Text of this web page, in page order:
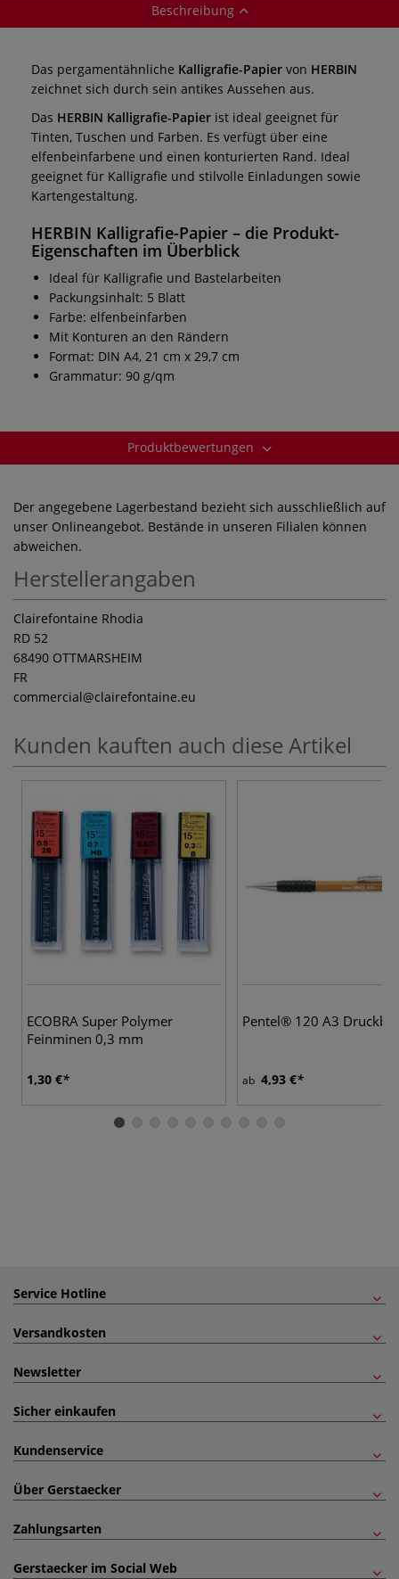
Beschreibung
Das pergamentähnliche Kalligrafie-Papier von HERBIN
zeichnet sich durch sein antikes Aussehen aus.
Das HERBIN Kalligrafie-Papier ist ideal geeignet für
Tinten, Tuschen und Farben. Es verfügt über eine
elfenbeinfarbene und einen konturierten Rand. Ideal
geeignet für Kalligrafie und stilvolle Einladungen sowie
Kartengestaltung.
HERBIN Kalligrafie-Papier – die Produkt-
Eigenschaften im Überblick
Ideal für Kalligrafie und Bastelarbeiten
Packungsinhalt: 5 Blatt
Farbe: elfenbeinfarben
Mit Konturen an den Rändern
Format: DIN A4, 21 cm x 29,7 cm
Grammatur: 90 g/qm
Produktbewertungen
Der angegebene Lagerbestand bezieht sich ausschließlich auf
unser Onlineangebot. Bestände in unseren Filialen können
abweichen.
Herstellerangaben
Clairefontaine Rhodia
RD 52
68490 OTTMARSHEIM
FR
commercial@clairefontaine.eu
Kunden kauften auch diese Artikel
ECOBRA Super Polymer
Feinminen 0,3 mm
1,30 €
Pentel® 120 A3
ab 4,93 €
Service Hotline
Versandkosten
Newsletter
Sicher einkaufen
Kundenservice
Über Gerstaecker
Zahlungsarten
Gerstaecker im Social Web